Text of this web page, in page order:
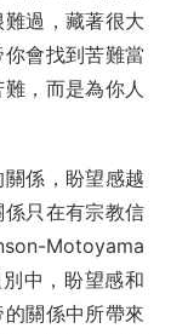
過，藏著很大
會找到苦難當
，而是為你人
係，盼望感越
只在有宗教信
Motoyama
中，盼望感和
關係中所帶來